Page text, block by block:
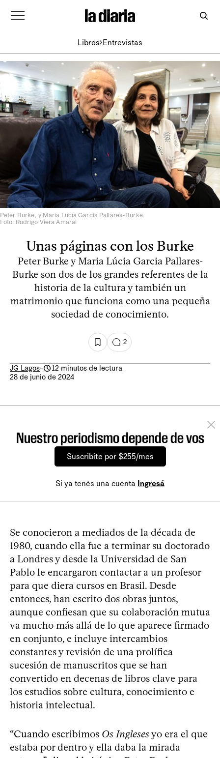
Libros Entrevistas
Peter Burke, y Maria Lucía Garcia Pallares-Burke.
Foto: Rodrigo Viera Amaral
Unas páginas con los Burke
Peter Burke y Maria Lúcia Garcia Pallares-
Burke son dos de los grandes referentes de la
historia de la cultura y también un
matrimonio que funciona como una pequeña
sociedad de conocimiento.
2
JG Lagos-
12 minutos de lectura
28 de junio de 2024
Nuestro periodismo depende de vos
Suscribite por $255/mes
Si ya tenés una cuenta Ingresá
Se conocieron a mediados de la década de
1980, cuando ella fue a terminar su doctorado
a Londres y desde la Universidad de San
Pablo le encargaron contactar a un profesor
para que diera cursos en Brasil. Desde
entonces, han escrito dos obras juntos,
aunque confiesan que su colaboración mutua
va mucho más allá de lo que aparece firmado
en conjunto, e incluye intercambios
constantes y revisión de una prolífica
sucesión de manuscritos que se han
convertido en decenas de libros clave para
los estudios sobre cultura, conocimiento e
historia intelectual.
“Cuando escribimos Os Inglesesyo era el que
estaba por dentro y ella daba la mirada